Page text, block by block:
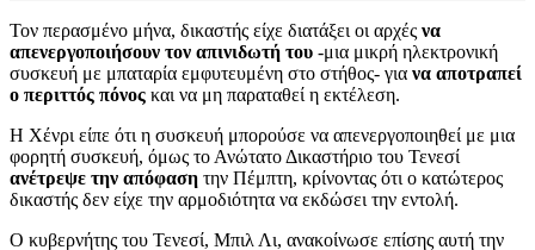
Τον περασμένο μήνα, δικαστής είχε διατάξει οι αρχές να
απενεργοποιήσουν τον απινιδωτή του -μια μικρή ηλεκτρονική
συσκευή με μπαταρία εμφυτευμένη στο στήθος- για να αποτραπεί
ο περιττός πόνος και να μη παραταθεί η εκτέλεση.
Η Χένρι είπε ότι η συσκευή μπορούσε να απενεργοποιηθεί με μια
φορητή συσκευή, όμως το Ανώτατο Δικαστήριο του Τενεσί
ανέτρεψε την απόφαση την Πέμπτη, κρίνοντας ότι ο κατώτερος
δικαστής δεν είχε την αρμοδιότητα να εκδώσει την εντολή.
Ο κυβερνήτης του Τενεσί, Μπιλ Λι, ανακοίνωσε επίσης αυτή την